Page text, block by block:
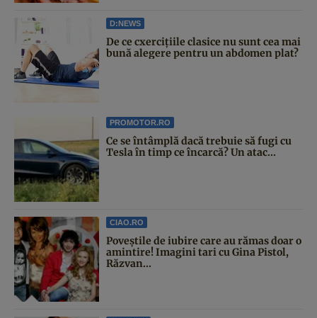
D:NEWS
De ce cxercițiile clasice nu sunt cea mai
bună alegere pentru un abdomen plat?
PROMOTOR.RO
Ce se întâmplă dacă trebuie să fugi cu
Tesla în timp ce încarcă? Un atac...
CIAO.RO
Poveştile de iubire care au rămas doar o
amintire! Imagini tari cu Gina Pistol,
Răzvan...